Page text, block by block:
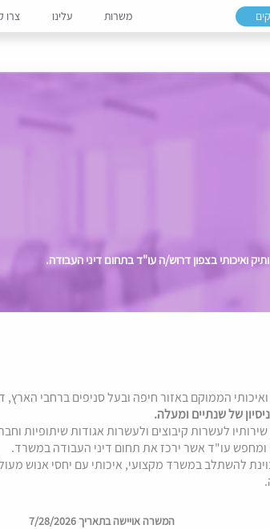
משרות עלינו צרו
ואיכותי בצפון דרוש/ה עו"ד בתחום דיני העבודה.
הממוקם באזור חיפה ובעל סניפים ברחבי
של שנתיים ומעלה.
לעשרות קיבוצים ולעשרות אגודות שיתופיות
עו"ד אשר ירכז את תחום דיני העבודה במשרד.
להשתלב במשרד מקצועי, איכותי עם יחסי אנוש
המשרה אויישה בתאריך 7/28/2026